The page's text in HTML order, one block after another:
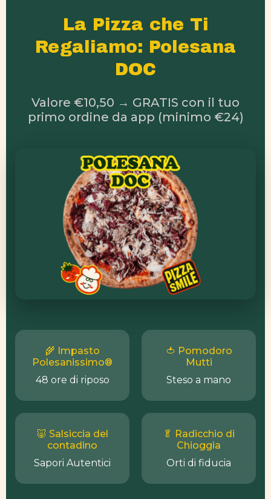
La Pizza che Ti
Regaliamo: Polesana
DOC
Valore €10,50 → GRATIS con il tuo
primo ordine da app (minimo €24)
🌾 Impasto
Polesanissimo®
48 ore di riposo
🍅 Pomodoro
Mutti
Steso a mano
🐷 Salsiccia del
contadino
Sapori Autentici
🥬 Radicchio di
Chioggia
Orti di fiducia